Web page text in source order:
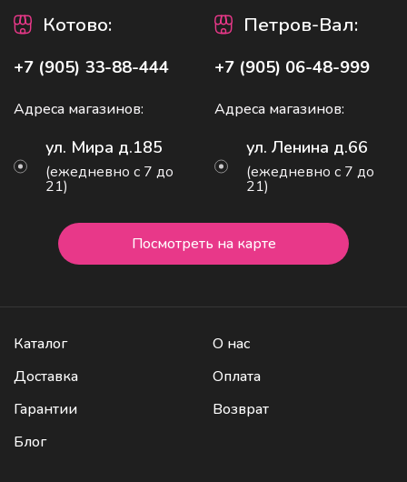
Котово:
+7 (905) 33-88-444
Адреса магазинов:
ул. Мира д.185
(ежедневно с 7 до
21)
Петров-Вал:
+7 (905) 06-48-999
Адреса магазинов:
ул. Ленина д.66
(ежедневно с 7 до
21)
Посмотреть на карте
Каталог
О нас
Доставка
Оплата
Гарантии
Возврат
Блог